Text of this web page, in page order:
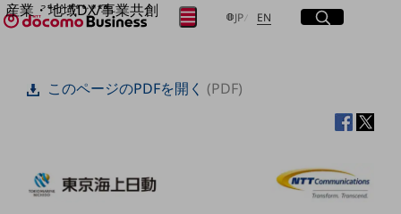
産業・地域DX/事業共創
OPEN HUB for Plural Futures
OPEN HUB for Plural Futuresとは
Smart World
JP日本語
EN Englishサイト内検索
開く
メニュー
開く
フリーワードを入力して探す
フリーワードでNTTドコモビジネスの
取り組みを検索
検索する
このページのPDFを開く(PDF)